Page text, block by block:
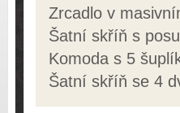
Zrcadlo v
Šatní skříň s
Komoda s 5
Šatní skříň se 4